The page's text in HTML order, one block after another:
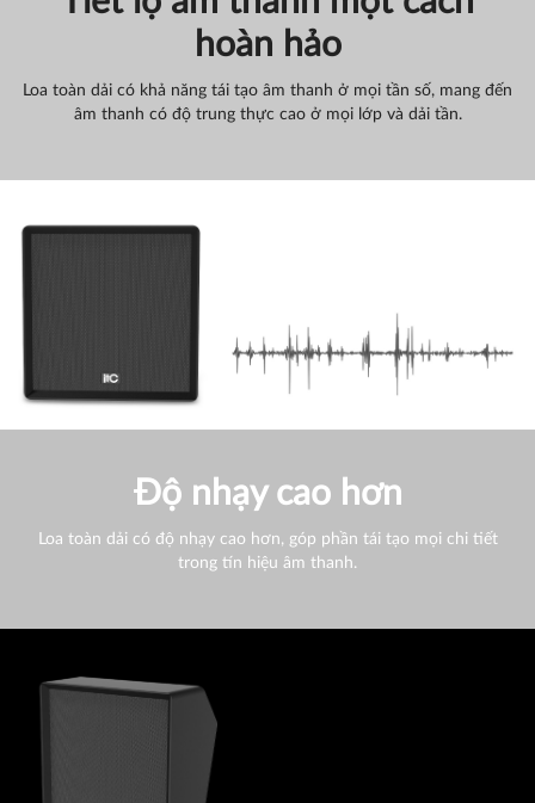
hoàn hảo
Loa toàn dải có khả năng tái tạo âm thanh ở mọi tần số, mang đến
âm thanh có độ trung thực cao ở mọi lớp và dải tần.
Độ nhạy cao hơn
Loa toàn dải có độ nhạy cao hơn, góp phần tái tạo mọi chi tiết
trong tín hiệu âm thanh.